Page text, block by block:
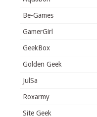
Be-Games
GamerGirl
GeekBox
Golden Geek
JulSa
Roxarmy
Site Geek